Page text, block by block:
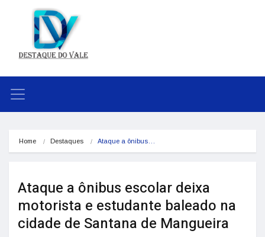
Home Destaques Ataque a ônibus…
Ataque a ônibus escolar deixa
motorista e estudante baleado na
cidade de Santana de Mangueira